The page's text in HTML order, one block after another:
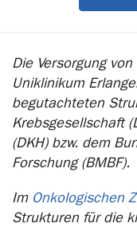
Die Versorgung
Uniklinikum
begutachteten
Krebsgesellschaft
(DKH) bzw. dem
Forschung (BMBF).
Im Onkologischen
Strukturen für die